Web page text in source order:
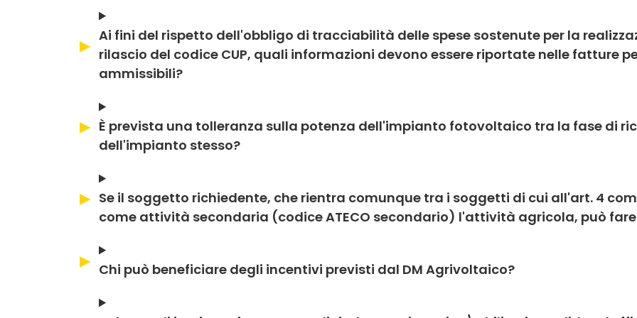
Ai fini del rispetto dell'obbligo di tracciabilità delle spese sostenute per la
rilascio del codice CUP, quali informazioni devono essere riportate nelle fatture
ammissibili?
È prevista una tolleranza sulla potenza dell'impianto fotovoltaico tra la fase di
dell'impianto stesso?
Se il soggetto richiedente, che rientra comunque tra i soggetti di cui all'art. 4
come attività secondaria (codice ATECO secondario) l'attività agricola, può
Chi può beneficiare degli incentivi previsti dal DM Agrivoltaico?